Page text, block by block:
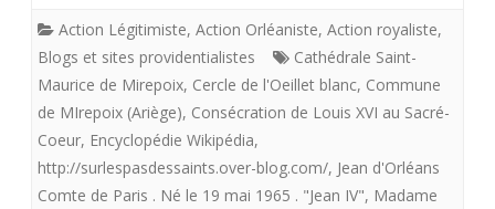
de
France
à
Saint-
Action Légitimiste, Action Orléaniste, Action royaliste,
Blogs et sites providentialistes
Cathédrale Saint-
Maurice de Mirepoix, Cercle de l'Oeillet blanc, Commune
de MIrepoix (Ariège), Consécration de Louis XVI au Sacré-
Coeur, Encyclopédie Wikipédia,
http://surlespasdessaints.over-blog.com/, Jean d'Orléans
Comte de Paris . Né le 19 mai 1965 . "Jean IV", Madame